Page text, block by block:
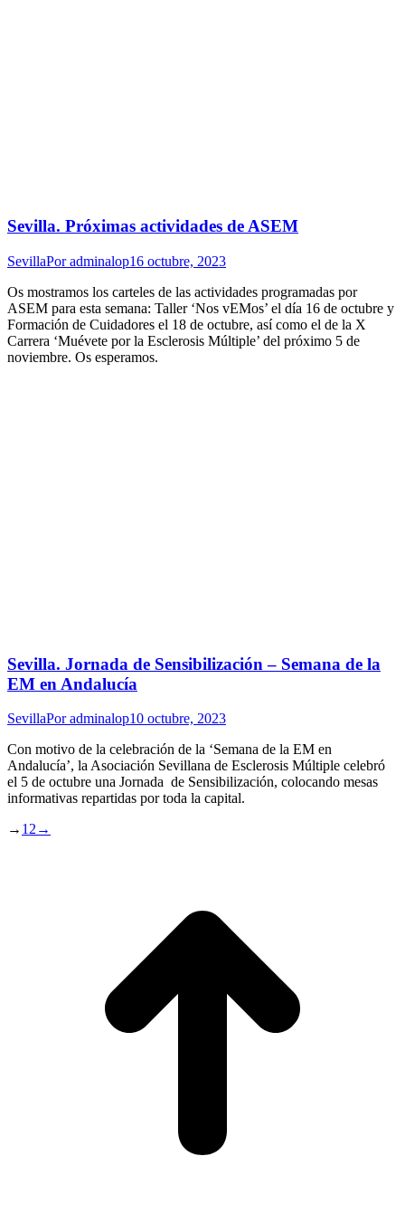
Sevilla. Próximas actividades de ASEM
SevillaPoradminalop16 octubre, 2023
Os mostramos los carteles de las actividades programadas por
ASEM para esta semana: Taller ‘Nos vEMos’ el día 16 de octubre y
Formación de Cuidadores el 18 de octubre, así como el de la X
Carrera ‘Muévete por la Esclerosis Múltiple’ del próximo 5 de
noviembre. Os esperamos.
Sevilla. Jornada de Sensibilización – Semana de la
EM en Andalucía
SevillaPoradminalop10 octubre, 2023
Con motivo de la celebración de la ‘Semana de la EM en
Andalucía’, la Asociación Sevillana de Esclerosis Múltiple celebró
el 5 de octubre una Jornada de Sensibilización, colocando mesas
informativas repartidas por toda la capital.
→ 1 2 →